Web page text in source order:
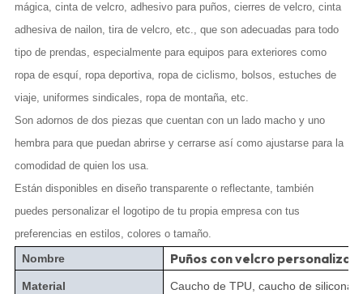
mágica, cinta de velcro, adhesivo para puños, cierres de velcro, cinta
adhesiva de nailon, tira de velcro, etc., que son adecuadas para todo
tipo de prendas, especialmente para equipos para exteriores como
ropa de esquí, ropa deportiva, ropa de ciclismo, bolsos, estuches de
viaje, uniformes sindicales, ropa de montaña, etc.
Son adornos de dos piezas que cuentan con un lado macho y uno
hembra para que puedan abrirse y cerrarse así como ajustarse para la
comodidad de quien los usa.
Están disponibles en diseño transparente o reflectante, también
puedes personalizar el logotipo de tu propia empresa con tus
preferencias en estilos, colores o tamaño.
Nombre Puños con velcro
Material Caucho de TPU, caucho de silicona,